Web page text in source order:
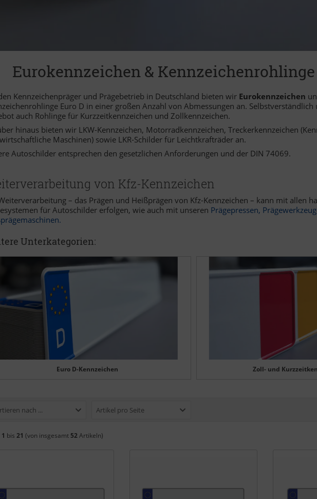
Eurokennzeichen & Kennzeichenrohlinge
Kennzeichenpräger und Prägebetrieb in Deutschland bieten wir Eurokennzeichen
Euro D in einer großen Anzahl von Abmessungen an. Selbstverständlich
auch Rohlinge für Kurzzeitkennzeichen und Zollkennzeichen.
hinaus bieten wir LKW-Kennzeichen, Motorradkennzeichen, Treckerkennzeichen
Maschinen) sowie LKR-Schilder für Leichtkrafträder an.
Autoschilder entsprechen den gesetzlichen Anforderungen und der DIN 74069.
von Kfz-Kennzeichen
– das Prägen und Heißprägen von Kfz-Kennzeichen – kann mit allen
für Autoschilder erfolgen, wie auch mit unseren Prägepressen,
.
Unterkategorien:
Euro D-Kennzeichen Zoll- und
nach ... Artikel pro Seite
1 bis 21 (von insgesamt 52Artikeln)